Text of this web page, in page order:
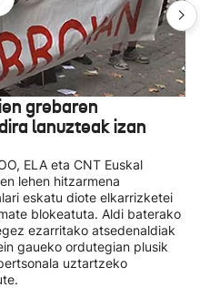
grebaren
lanuzteak izan
ELA eta CNT Euskal
lehen hitzarmena
eskatu diote elkarrizketei
blokeatuta. Aldi baterako
ezarritako atsedenaldiak
gaueko ordutegian plusik
uztartzeko